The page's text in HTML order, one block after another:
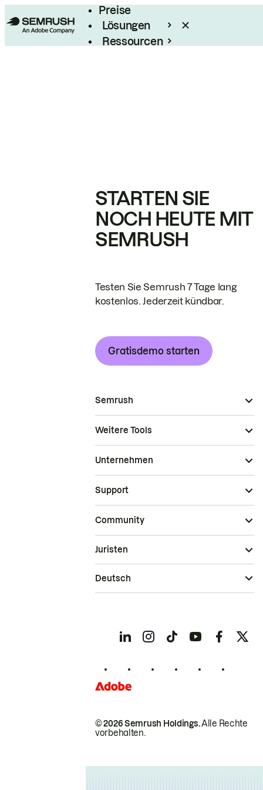
Preise
Lösungen
Ressourcen
STARTEN SIE
NOCH HEUTE MIT
SEMRUSH
Testen Sie Semrush 7 Tage lang
kostenlos. Jederzeit kündbar.
Gratisdemo starten
Semrush
Weitere Tools
Unternehmen
Support
Community
© 2026 Semrush Holdings.Alle Rechte
vorbehalten.
Juristen
Deutsch